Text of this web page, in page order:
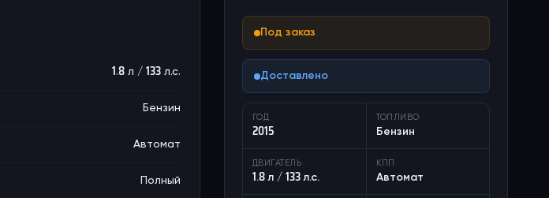
Под заказ
Доставлено
ГОД
2015
ТОПЛИВО
Бензин
ДВИГАТЕЛЬ
1.8 л / 133 л.с.
КПП
Автомат
1.8 л / 133 л.с.
Бензин
Автомат
Полный